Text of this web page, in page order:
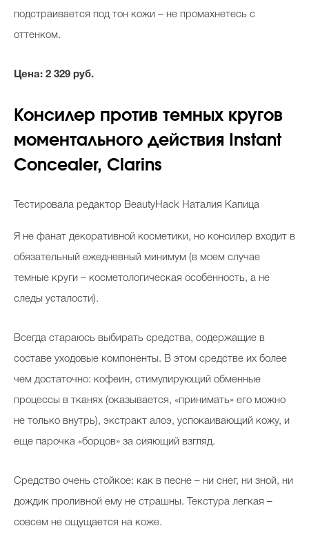
подстраивается под тон кожи – не промахнетесь с
оттенком.
Цена: 2 329 руб.
Консилер против темных кругов
моментального действия Instant
Concealer, Clarins
Тестировала редактор BeautyHack Наталия Капица
Я не фанат декоративной косметики, но консилер входит в
обязательный ежедневный минимум (в моем случае
темные круги – косметологическая особенность, а не
следы усталости).
Всегда стараюсь выбирать средства, содержащие в
составе уходовые компоненты. В этом средстве их более
чем достаточно: кофеин, стимулирующий обменные
процессы в тканях (оказывается, «принимать» его можно
не только внутрь), экстракт алоэ, успокаивающий кожу, и
еще парочка «борцов» за сияющий взгляд.
Средство очень стойкое: как в песне – ни снег, ни зной, ни
дождик проливной ему не страшны. Текстура легкая –
совсем не ощущается на коже.